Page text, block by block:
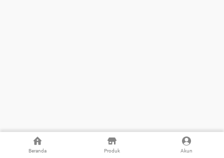
Beranda Produk Akun